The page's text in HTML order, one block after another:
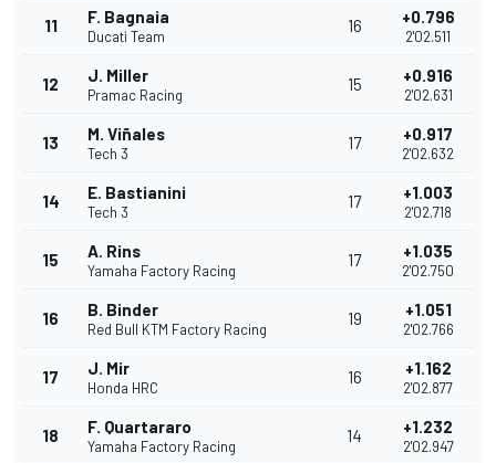
11 F. Bagnaia
Ducati Team
16 +0.796
2'02.511
12 J. Miller
Pramac Racing
15 +0.916
2'02.631
13 M. Viñales
Tech 3
17 +0.917
2'02.632
14 E. Bastianini
Tech 3
17 +1.003
2'02.718
15 A. Rins
Yamaha Factory Racing
17 +1.035
2'02.750
16 B. Binder
Red Bull KTM Factory Racing
19 +1.051
2'02.766
17 J. Mir
Honda HRC
16 +1.162
2'02.877
18 F. Quartararo
Yamaha Factory Racing
14 +1.232
2'02.947